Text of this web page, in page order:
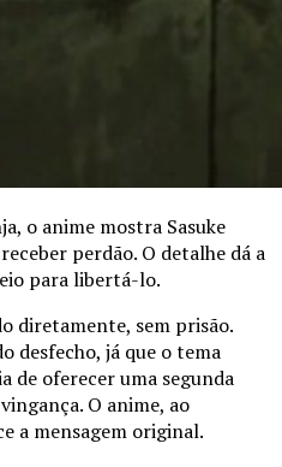
o anime mostra Sasuke
perdão. O detalhe dá a
para libertá-lo.
diretamente, sem prisão.
desfecho, já que o tema
de oferecer uma segunda
O anime, ao
a mensagem original.